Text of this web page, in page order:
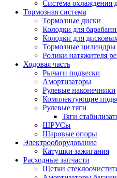
Система охлаждения
Тормозная система
Тормозные диски
Колодки для
Колодки для
Тормозные цилиндры
Ролики натяжителя
Ходовая часть
Рычаги подвески
Амортизаторы
Рулевые наконечники
Комплектующие
Рулевые тяги
Тяги
ШРУСы
Шаровые опоры
Электрооборудование
Катушки зажигания
Расходные запчасти
Щетки